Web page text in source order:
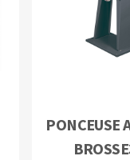
OUTILS
PONCEUSE